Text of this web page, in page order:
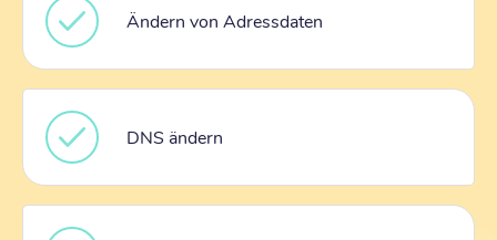
Ändern von Adressdaten
DNS ändern